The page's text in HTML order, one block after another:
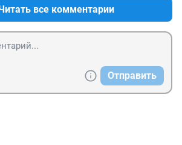
все комментарии
Отправить